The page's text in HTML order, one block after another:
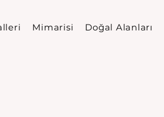
Mimarisi Doğal Alanları